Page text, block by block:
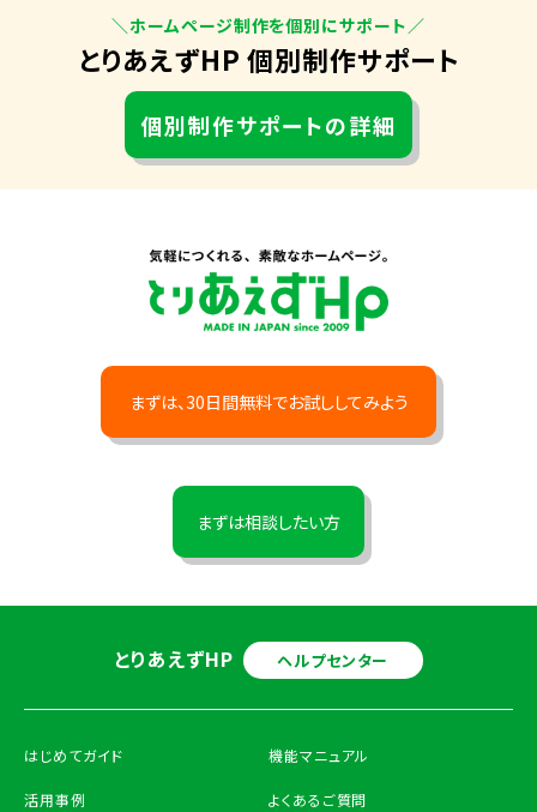
＼ホームページ制作を個別にサポート／
とりあえずHP 個別制作サポート
個別制作サポートの詳細
まずは、30日間無料でお試ししてみよう
まずは相談したい方
とりあえずHP ヘルプセンター
はじめてガイド
活用事例
機能マニュアル
よくあるご質問